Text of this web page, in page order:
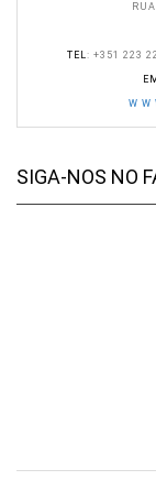
TEL : +351 223
SIGA-NOS NO